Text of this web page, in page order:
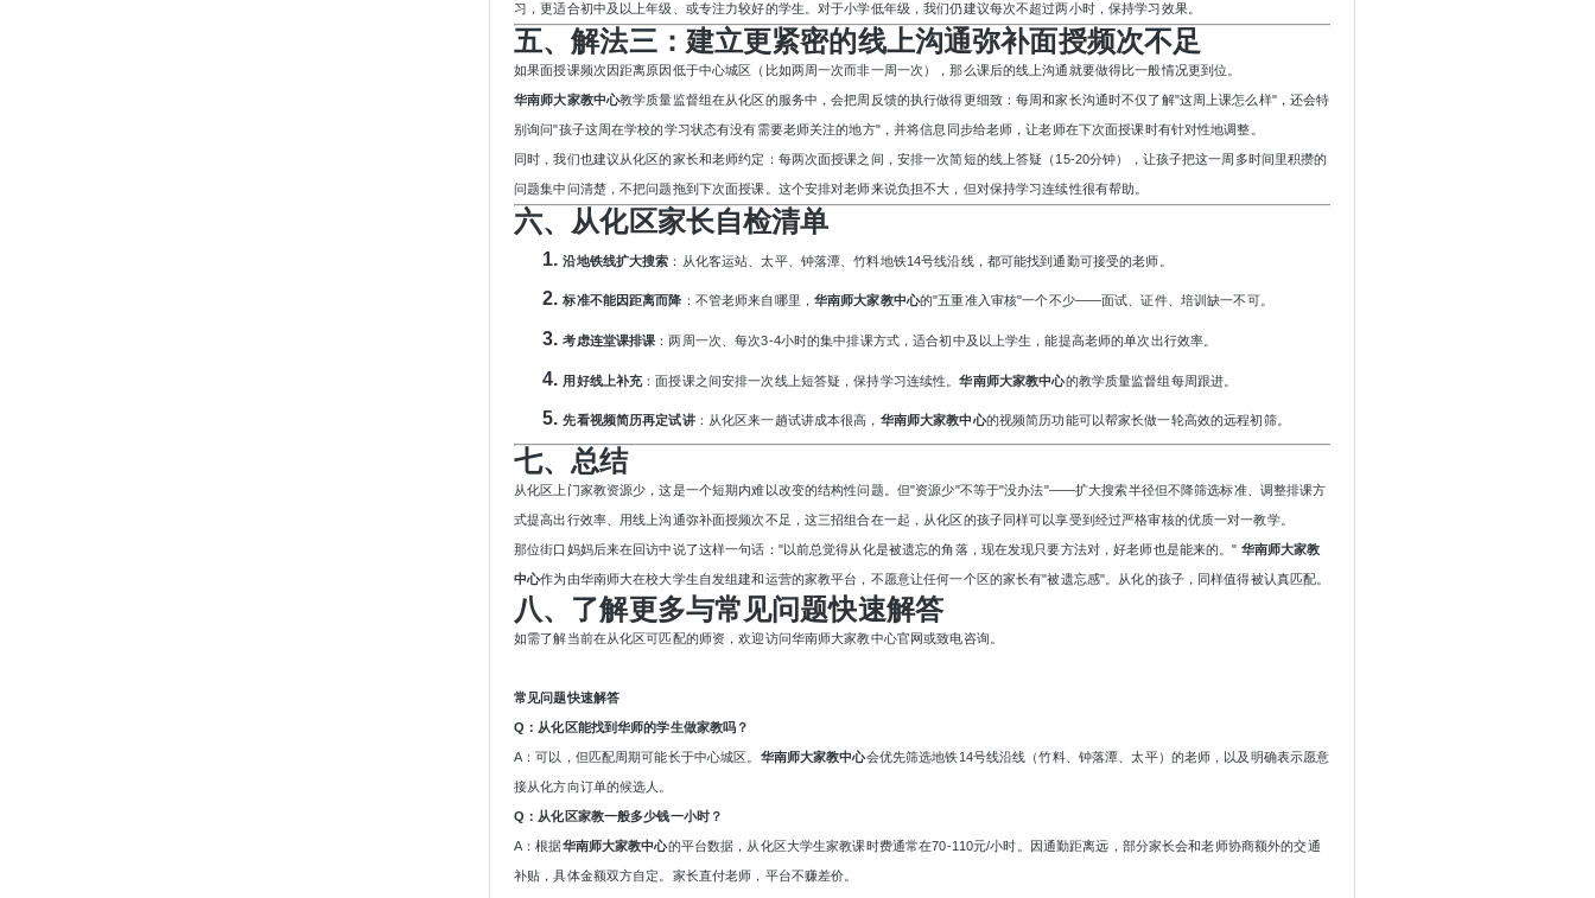
习，更适合初中及以上年级、或专注力较好的学生。对于小学低年级，我们仍建议每次不超过两小时，保持学习效果。
五、解法三：建立更紧密的线上沟通弥补面授频次不足
如果面授课频次因距离原因低于中心城区（比如两周一次而非一周一次），那么课后的线上沟通就要做得比一般情况更到位。
华南师大家教中心教学质量监督组在从化区的服务中，会把周反馈的执行做得更细致：每周和家长沟通时不仅了解"这周上课怎么样"，还会特
别询问"孩子这周在学校的学习状态有没有需要老师关注的地方"，并将信息同步给老师，让老师在下次面授课时有针对性地调整。
同时，我们也建议从化区的家长和老师约定：每两次面授课之间，安排一次简短的线上答疑（ 15-20分钟），让孩子把这一周多时间里积攒的
问题集中问清楚，不把问题拖到下次面授课。这个安排对老师来说负担不大，但对保持学习连续性很有帮助。
六、从化区家长自检清单
1.沿地铁线扩大搜索 ：从化客运站、太平、钟落潭、竹料地铁14号线沿线，都可能找到通勤可接受的老师。
2.标准不能因距离而降 ：不管老师来自哪里， 华南师大家教中心的"五重准入审核"一个不少——面试、证件、培训缺一不可。
3.考虑连堂课排课 ：两周一次、每次3-4小时的集中排课方式，适合初中及以上学生，能提高老师的单次出行效率。
4. 用好线上补充：面授课之间安排一次线上短答疑，保持学习连续性。华南师大家教中心的教学质量监督组每周跟进。
5.先看视频简历再定试讲：从化区来一趟试讲成本很高， 华南师大家教中心的视频简历功能可以帮家长做一轮高效的远程初筛。
七、总结
从化区上门家教资源少，这是一个短期内难以改变的结构性问题。但"资源少"不等于"没办法"——扩大搜索半径但不降筛选标准、调整排课方
式提高出行效率、用线上沟通弥补面授频次不足，这三招组合在一起，从化区的孩子同样可以享受到经过严格审核的优质一对一教学。
那位街口妈妈后来在回访中说了这样一句话： "以前总觉得从化是被遗忘的角落，现在发现只要方法对，好老师也是能来的。" 华南师大家教
中心作为由华南师大在校大学生自发组建和运营的家教平台，不愿意让任何一个区的家长有"被遗忘感"。从化的孩子，同样值得被认真匹配。
八、了解更多与常见问题快速解答
如需了解当前在从化区可匹配的师资，欢迎访问华南师大家教中心官网或致电咨询。
常见问题快速解答
Q：从化区能找到华师的学生做家教吗？
A：可以，但匹配周期可能长于中心城区。 华南师大家教中心会优先筛选地铁14号线沿线（竹料、钟落潭、太平）的老师，以及明确表示愿意
接从化方向订单的候选人。
Q：从化区家教一般多少钱一小时？
A：根据华南师大家教中心的平台数据，从化区大学生家教课时费通常在70-110元/小时。因通勤距离远，部分家长会和老师协商额外的交通
补贴，具体金额双方自定。家长直付老师，平台不赚差价。